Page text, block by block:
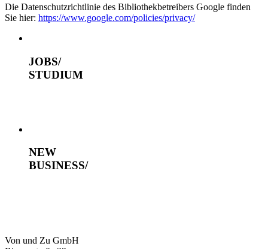
Die Datenschutzrichtlinie des Bibliothekbetreibers Google finden
Sie hier: https://www.google.com/policies/privacy/
JOBS/
STUDIUM
NEW
BUSINESS/
Von und Zu GmbH